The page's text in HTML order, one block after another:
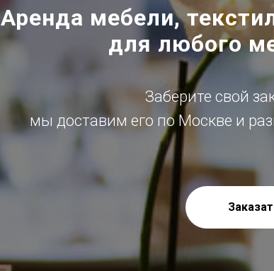
Аренда мебели,
для любого
Заберите свой
мы доставим его по Москве и